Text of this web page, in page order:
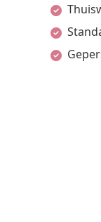
aantal